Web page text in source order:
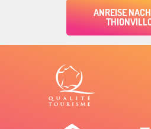
ANREISE